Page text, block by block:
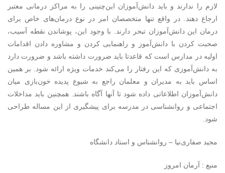
لازم را ندارند و باید دانش‌آموزان این‌چنینی را به مراکز درمانی معتبر
ارجاع دهند. در واقع تنها متخصصان امر در نوع درمان‌های خاص برای
درمان این دانش‌آموزان تبحر دارند. با وجود این، پوشاندن نقطه آسیب،
صحبت کردن با دانش‌آموز و راهنمایی‌ کردن و مشاوره دادن اقدامات
اولیه در مدارس است که قاعدتا باید ضرورت داشته باشد و ضرورت دارد
به دانش‌آموزی که این رفتار را می‌کند خدمات ویژه ارائه شود. بر همین
اساس باید به مدیران و معلمان راجع به شیوع پدیده خون‌بازی میان
دانش‌آموزان اطلاعاتی داده شود تا آنها آگاه باشند. همچنین باید مداخلات
اجتماعی و روانشناسی در مدرسه برای پیشگیری از این مساله طراحی
شود.
مجید صفاری‌نیا – روانشناس و استاد دانشگاه
منبع : آرمان امروز